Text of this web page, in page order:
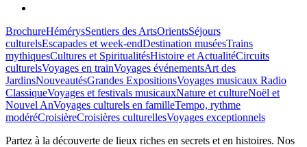
BrochureHémérysSentiers des ArtsOrientsSéjours
culturelsEscapades et week-endDestination muséesTrains
mythiquesCultures et SpiritualitésHistoire et ActualitéCircuits
culturelsVoyages en trainVoyages événementsArt des
JardinsNouveautésGrandes ExpositionsVoyages musicaux Radio
ClassiqueVoyages et festivals musicauxNature et cultureNoël et
Nouvel AnVoyages culturels en familleTempo, rythme
modéréCroisièreCroisières culturellesVoyages exceptionnels
Partez à la découverte de lieux riches en secrets et en histoires. Nos